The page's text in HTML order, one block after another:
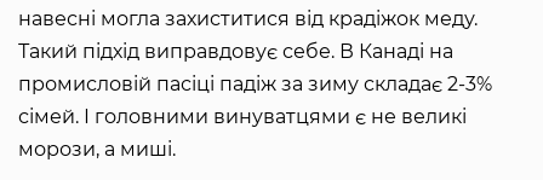
навесні могла захиститися від крадіжок меду.
Такий підхід виправдовує себе. В Канаді на
промисловій пасіці падіж за зиму складає 2-3%
сімей. І головними винуватцями є не великі
морози, а миші.